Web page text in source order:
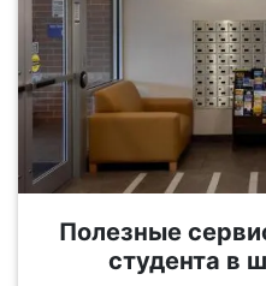
Полезные
студента в